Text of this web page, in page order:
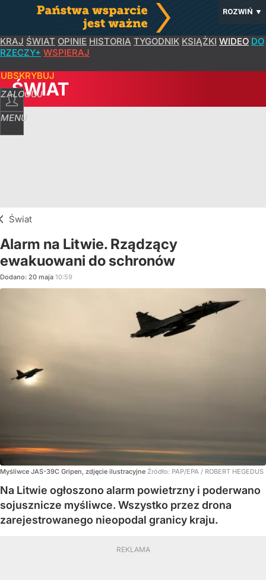
ROZWIŃ ▼
KRAJ ŚWIAT OPINIE HISTORIA TYGODNIK KSIĄŻKI WIDEO DO
RZECZY+ WSPIERAJ
ZALOGUJ
MENU
ŚWIAT
Świat
Alarm na Litwie. Rządzący
ewakuowani do schronów
Dodano: 20 maja 10:59
Myśliwce JAS-39C Gripen, zdjęcie ilustracyjne Źródło: PAP/EPA / ROBERT HEGEDUS
Na Litwie ogłoszono alarm powietrzny i poderwano
sojusznicze myśliwce. Wszystko przez drona
zarejestrowanego nieopodal granicy kraju.